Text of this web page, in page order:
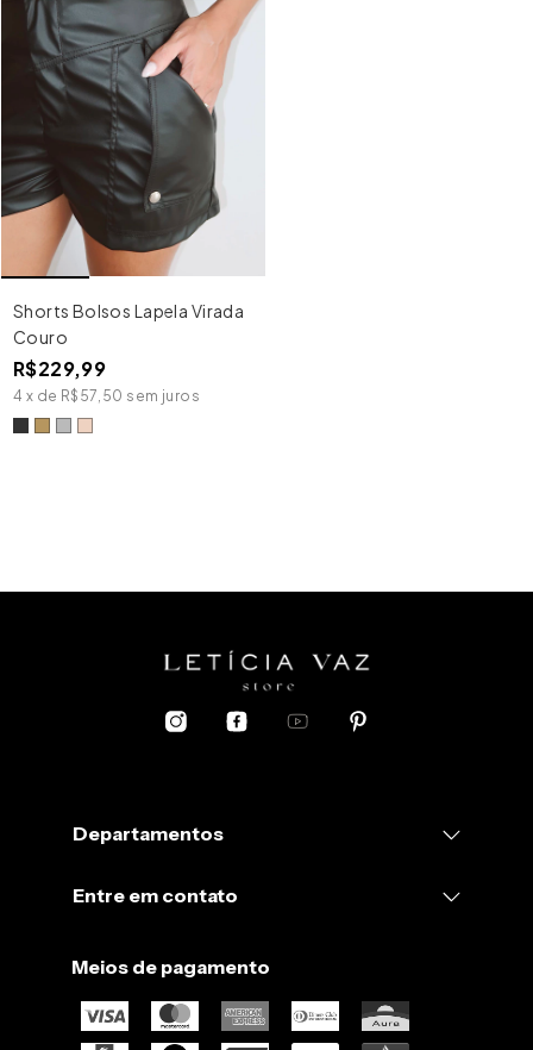
Shorts Bolsos Lapela Virada
Couro
R$229,99
4 x de R$57,50 sem juros
Departamentos
Entre em contato
Meios de pagamento